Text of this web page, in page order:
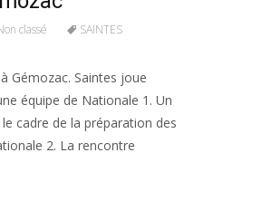
classé SAINTES
Gémozac. Saintes joue
équipe de Nationale 1. Un
cadre de la préparation des
2. La rencontre